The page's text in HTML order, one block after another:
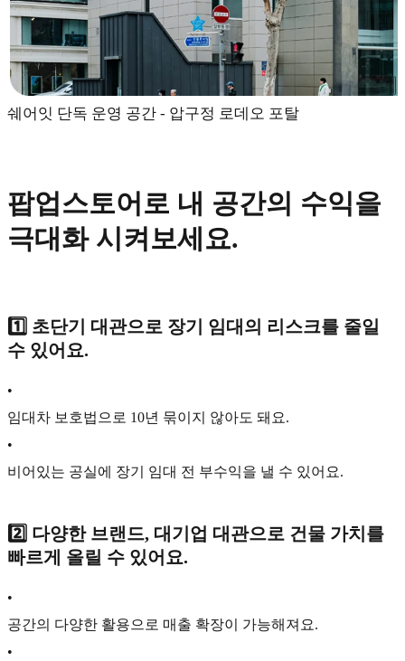
쉐어잇 단독 운영 공간 - 압구정 로데오 포탈
팝업스토어로 내 공간의 수익을
극대화 시켜보세요.
1️⃣ 초단기 대관으로 장기 임대의 리스크를 줄일
수 있어요.
•
임대차 보호법으로 10년 묶이지 않아도 돼요.
•
비어있는 공실에 장기 임대 전 부수익을 낼 수 있어요.
2️⃣ 다양한 브랜드, 대기업 대관으로 건물 가치를
빠르게 올릴 수 있어요.
•
공간의 다양한 활용으로 매출 확장이 가능해져요.
•